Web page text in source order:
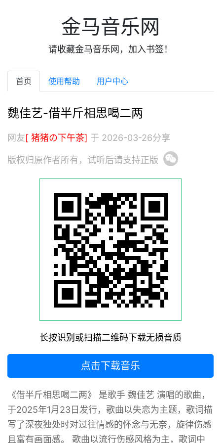
金马音乐网
请收藏金马音乐网，加入书签！
首页 使用帮助 用户中心
魏佳艺-借半斤相思喝二两
网友[ 猪猪の下午茶] 于 2026-03-26分享
版权归原作者所有，试听后请支持正版
长按识别或扫描二维码下载无损音质
点击下载音乐
《借半斤相思喝二两》 是歌手 魏佳艺 演唱的歌曲，
于2025年1月23日发行，歌曲以失恋为主题，歌词描
写了深夜独处时对过往情感的怀念与无奈，旋律伤感
且富有画面感。 歌曲以流行伤感风格为主，歌词中